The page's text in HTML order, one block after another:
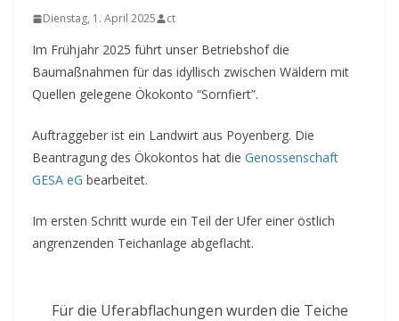
Dienstag, 1. April 2025 ct
Im Frühjahr 2025 führt unser Betriebshof die
Baumaßnahmen für das idyllisch zwischen Wäldern mit
Quellen gelegene Ökokonto “Sornfiert”.
Auftraggeber ist ein Landwirt aus Poyenberg. Die
Beantragung des Ökokontos hat die Genossenschaft
GESA eG bearbeitet.
Im ersten Schritt wurde ein Teil der Ufer einer östlich
angrenzenden Teichanlage abgeflacht.
Für die Uferabflachungen wurden die Teiche